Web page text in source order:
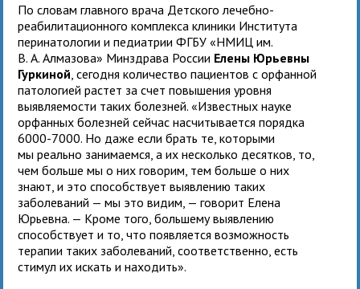
По словам главного врача Детского лечебно-
реабилитационного комплекса клиники Института
перинатологии и педиатрии ФГБУ «НМИЦ им.
В. А. Алмазова» Минздрава России Елены Юрьевны
Гуркиной , сегодня количество пациентов с орфанной
патологией растет за счет повышения уровня
выявляемости таких болезней. «Известных науке
орфанных болезней сейчас насчитывается порядка
6000-7000. Но даже если брать те, которыми
мы реально занимаемся, а их несколько десятков, то,
чем больше мы о них говорим, тем больше о них
знают, и это способствует выявлению таких
заболеваний — мы это видим, — говорит Елена
Юрьевна. — Кроме того, большему выявлению
способствует и то, что появляется возможность
терапии таких заболеваний, соответственно, есть
стимул их искать и находить».